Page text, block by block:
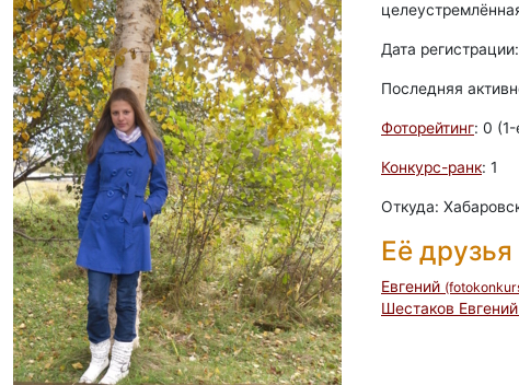
Дата регистрации:
Последняя
Фоторейтинг: 0
Конкурс-ранк: 1
Откуда:
Её друзья
Евгений
Шестаков Евгений